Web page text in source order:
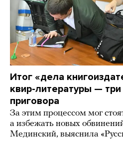
Итог «дела
квир-литературы —
приговора
За этим процессом мог
а избежать новых
Мединский, выяснила